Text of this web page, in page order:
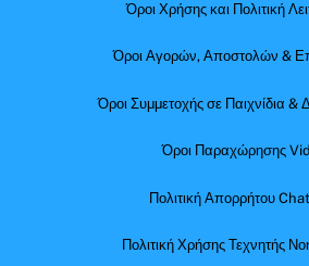
Όροι Χρήσης και Πολιτική
Όροι Αγορών, Αποστολών &
Όροι Συμμετοχής σε Παιχνίδια &
Όροι Παραχώρησης
Πολιτική Απορρήτου
Πολιτική Χρήσης Τεχνητής